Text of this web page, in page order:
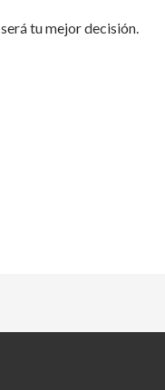
será tu mejor decisión.